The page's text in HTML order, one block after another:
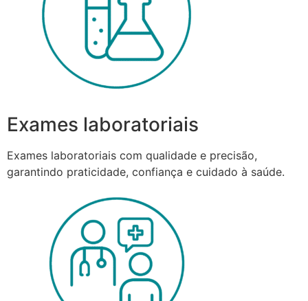
Exames laboratoriais
Exames laboratoriais com qualidade e precisão,
garantindo praticidade, confiança e cuidado à saúde.